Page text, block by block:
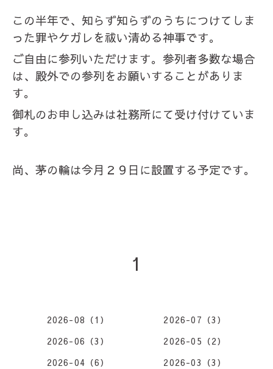
この半年で、知らず知らずのうちにつけてしま
った罪やケガレを祓い清める神事です。
ご自由に参列いただけます。参列者多数な場合
は、殿外での参列をお願いすることがありま
す。
御札のお申し込みは社務所にて受け付けていま
す。
尚、茅の輪は今月２９日に設置する予定です。
1
2026-08（1）
2026-07（3）
2026-06（3）
2026-05（2）
2026-04（6）
2026-03（3）